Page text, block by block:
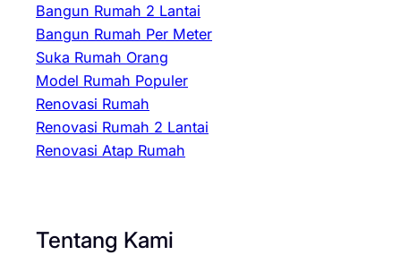
Bangun Rumah 2 Lantai
Bangun Rumah Per Meter
Suka Rumah Orang
Model Rumah Populer
Renovasi Rumah
Renovasi Rumah 2 Lantai
Renovasi Atap Rumah
Tentang Kami